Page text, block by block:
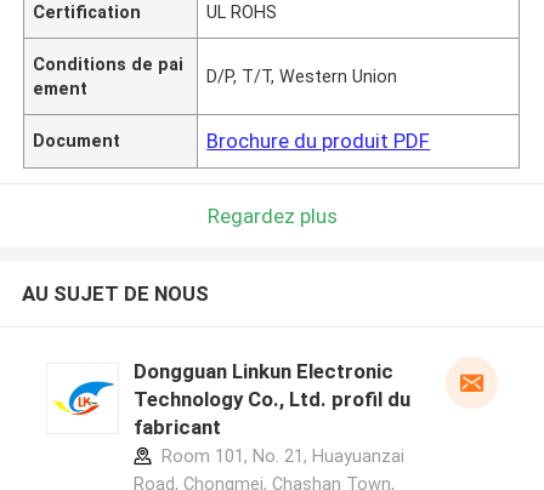
Certification UL ROHS
Conditions de pai
ement
D/P, T/T, Western Union
Document Brochure du produit PDF
Regardez plus
AU SUJET DE NOUS
Dongguan Linkun Electronic
Technology Co., Ltd. profil du
fabricant
Room 101, No. 21, Huayuanzai
Road, Chongmei, Chashan Town,